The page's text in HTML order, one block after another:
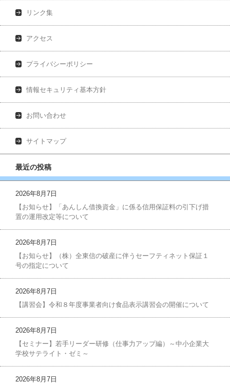
リンク集
アクセス
プライバシーポリシー
情報セキュリティ基本方針
お問い合わせ
サイトマップ
最近の投稿
2026年8月7日
【お知らせ】「あんしん借換資金」に係る信用保証料の引下げ措
置の運用改定等について
2026年8月7日
【お知らせ】（株）全東信の破産に伴うセーフティネット保証１
号の指定について
2026年8月7日
【講習会】令和８年度事業者向け食品表示講習会の開催について
2026年8月7日
【セミナー】若手リーダー研修（仕事力アップ編）～中小企業大
学校サテライト・ゼミ～
2026年8月7日